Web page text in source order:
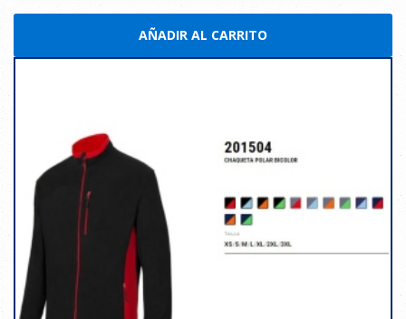
AÑADIR AL CARRITO